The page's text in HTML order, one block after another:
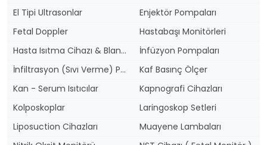
El Tipi Ultrasonlar
Enjektör Pompaları
Fetal Doppler
Hastabaşı Monitörleri
Hasta Isıtma Cihazı & Blanketler
İnfüzyon Pompaları
İnfiltrasyon (Sıvı Verme) Pompası
Kaf Basınç Ölçer
Kan - Serum Isıtıcılar
Kapnografi Cihazları
Kolposkoplar
Laringoskop Setleri
Liposuction Cihazları
Muayene Lambaları